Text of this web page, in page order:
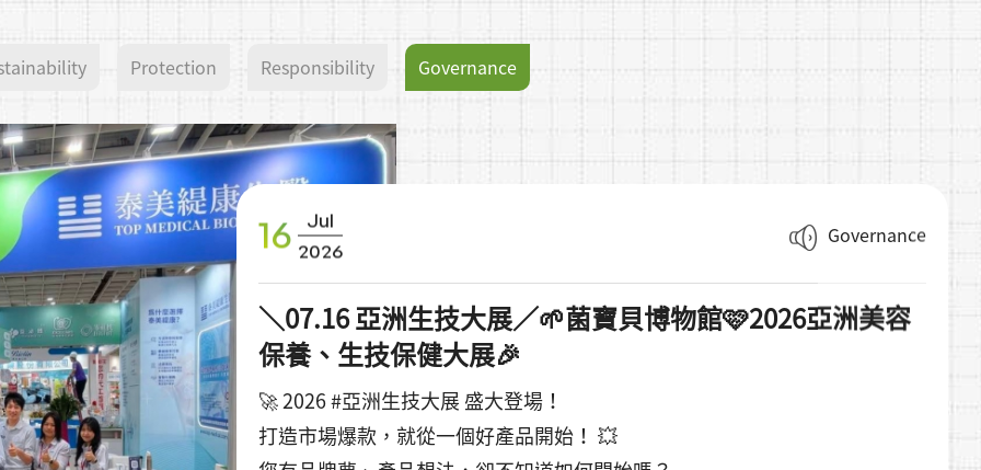
Protection Responsibility Governance
16
Jul
2026
Governance
＼07.16 亞洲生技大展／🌱菌寶貝博物館🩷2026亞洲美容
保養、生技保健大展🎉
🚀 2026 #亞洲生技大展 盛大登場！
打造市場爆款，就從一個好產品開始！ 💥